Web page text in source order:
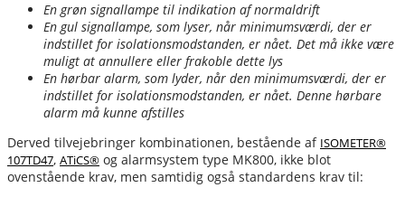
En grøn signallampe til indikation af normaldrift
En gul signallampe, som lyser, når minimumsværdi, der er
indstillet for isolationsmodstanden, er nået. Det må ikke være
muligt at annullere eller frakoble dette lys
En hørbar alarm, som lyder, når den minimumsværdi, der er
indstillet for isolationsmodstanden, er nået. Denne hørbare
alarm må kunne afstilles
Derved tilvejebringer kombinationen, bestående af ISOMETER®
107TD47, ATiCS® og alarmsystem type MK800, ikke blot
ovenstående krav, men samtidig også standardens krav til: